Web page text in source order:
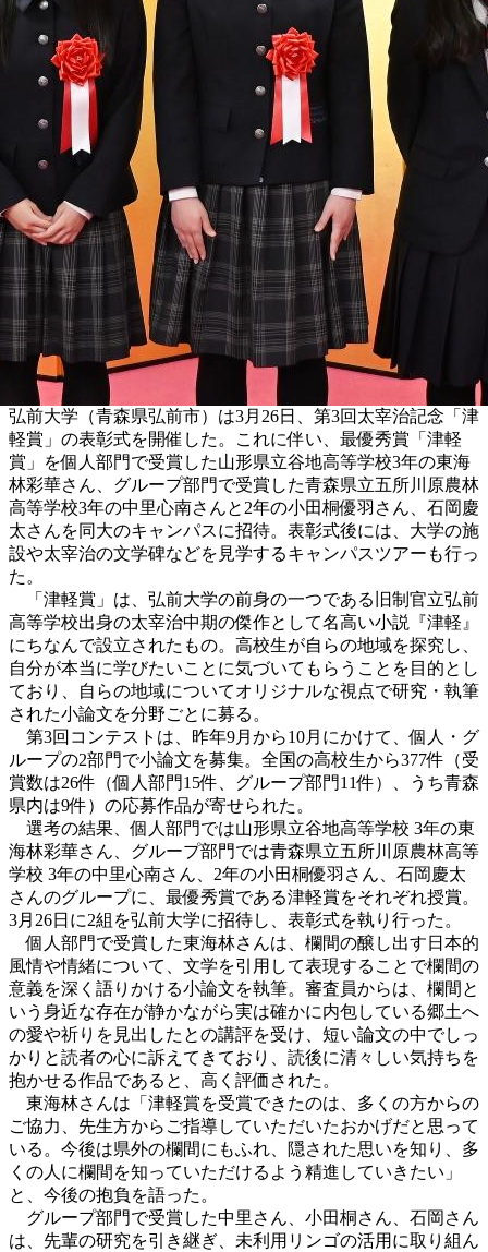
弘前大学（青森県弘前市）は3月26日、第3回太宰治記念「津
軽賞」の表彰式を開催した。これに伴い、最優秀賞「津軽
賞」を個人部門で受賞した山形県立谷地高等学校3年の東海
林彩華さん、グループ部門で受賞した青森県立五所川原農林
高等学校3年の中里心南さんと2年の小田桐優羽さん、石岡慶
太さんを同大のキャンパスに招待。表彰式後には、大学の施
設や太宰治の文学碑などを見学するキャンパスツアーも行っ
た。
「津軽賞」は、弘前大学の前身の一つである旧制官立弘前
高等学校出身の太宰治中期の傑作として名高い小説『津軽』
にちなんで設立されたもの。高校生が自らの地域を探究し、
自分が本当に学びたいことに気づいてもらうことを目的とし
ており、自らの地域についてオリジナルな視点で研究・執筆
された小論文を分野ごとに募る。
第3回コンテストは、昨年9月から10月にかけて、個人・グ
ループの2部門で小論文を募集。全国の高校生から377件（受
賞数は26件（個人部門15件、グループ部門11件）、うち青森
県内は9件）の応募作品が寄せられた。
選考の結果、個人部門では山形県立谷地高等学校 3年の東
海林彩華さん、グループ部門では青森県立五所川原農林高等
学校 3年の中里心南さん、2年の小田桐優羽さん、石岡慶太
さんのグループに、最優秀賞である津軽賞をそれぞれ授賞。
3月26日に2組を弘前大学に招待し、表彰式を執り行った。
個人部門で受賞した東海林さんは、欄間の醸し出す日本的
風情や情緒について、文学を引用して表現することで欄間の
意義を深く語りかける小論文を執筆。審査員からは、欄間と
いう身近な存在が静かながら実は確かに内包している郷土へ
の愛や祈りを見出したとの講評を受け、短い論文の中でしっ
かりと読者の心に訴えてきており、読後に清々しい気持ちを
抱かせる作品であると、高く評価された。
東海林さんは「津軽賞を受賞できたのは、多くの方からの
ご協力、先生方からご指導していただいたおかげだと思って
いる。今後は県外の欄間にもふれ、隠された思いを知り、多
くの人に欄間を知っていただけるよう精進していきたい」
と、今後の抱負を語った。
グループ部門で受賞した中里さん、小田桐さん、石岡さん
は、先輩の研究を引き継ぎ、未利用リンゴの活用に取り組ん